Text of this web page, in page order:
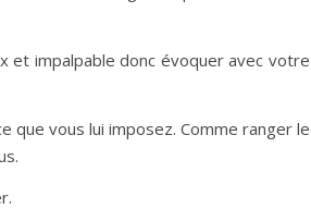
et impalpable donc évoquer avec votre
que vous lui imposez. Comme ranger le